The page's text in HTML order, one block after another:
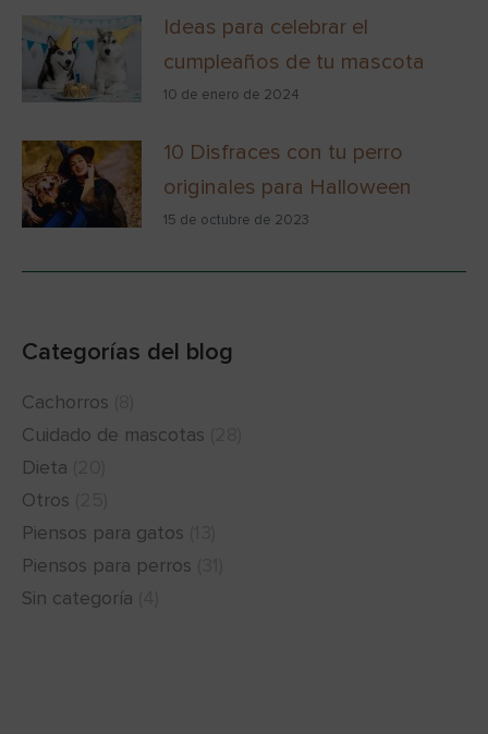
Ideas para celebrar el
cumpleaños de tu mascota
10 de enero de 2024
10 Disfraces con tu perro
originales para Halloween
15 de octubre de 2023
Categorías del blog
Cachorros
Cuidado de mascotas
Dieta
Otros
Piensos para gatos
Piensos para perros
Sin categoría